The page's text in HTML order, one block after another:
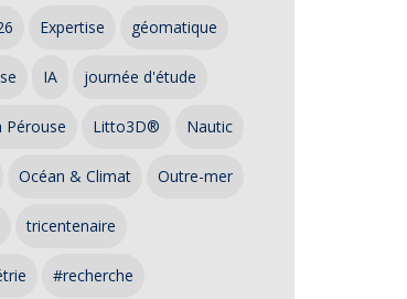
Expertise géomatique
IA journée d'étude
Pérouse Litto3D® Nautic
Océan & Climat Outre-mer
tricentenaire
#recherche